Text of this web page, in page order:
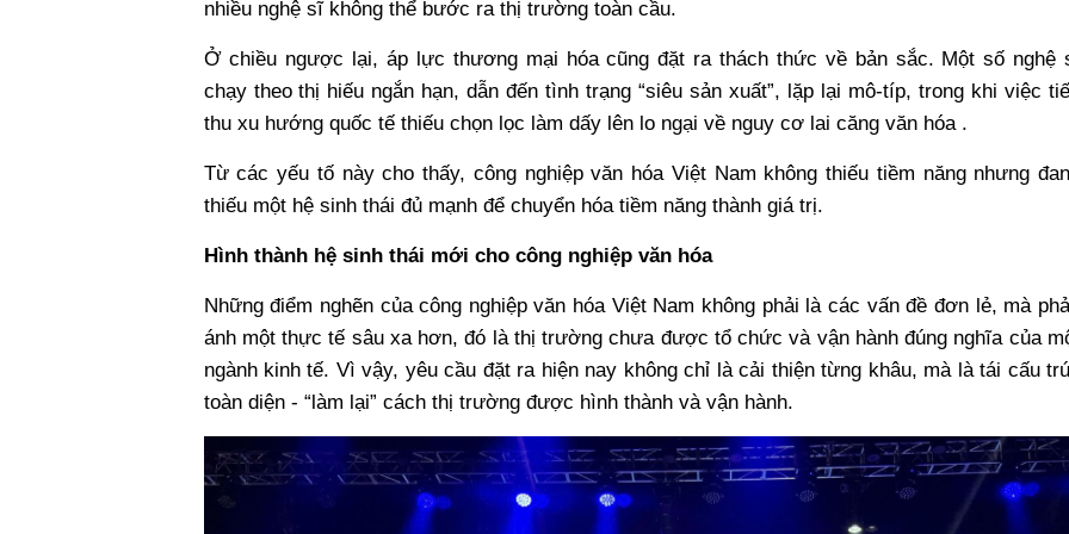
nhiều nghệ sĩ không thể bước ra thị trường toàn cầu.
Ở chiều ngược lại, áp lực thương mại hóa cũng đặt ra thách thức về bản sắc. Một số nghệ
chạy theo thị hiếu ngắn hạn, dẫn đến tình trạng “siêu sản xuất”, lặp lại mô-típ, trong khi việc
thu xu hướng quốc tế thiếu chọn lọc làm dấy lên lo ngại về nguy cơ lai căng văn hóa .
Từ các yếu tố này cho thấy, công nghiệp văn hóa Việt Nam không thiếu tiềm năng nhưng
thiếu một hệ sinh thái đủ mạnh để chuyển hóa tiềm năng thành giá trị.
Hình thành hệ sinh thái mới cho công nghiệp văn hóa
Những điểm nghẽn của công nghiệp văn hóa Việt Nam không phải là các vấn đề đơn lẻ, mà
ánh một thực tế sâu xa hơn, đó là thị trường chưa được tổ chức và vận hành đúng nghĩa của
ngành kinh tế. Vì vậy, yêu cầu đặt ra hiện nay không chỉ là cải thiện từng khâu, mà là tái cấu
toàn diện - “làm lại” cách thị trường được hình thành và vận hành.